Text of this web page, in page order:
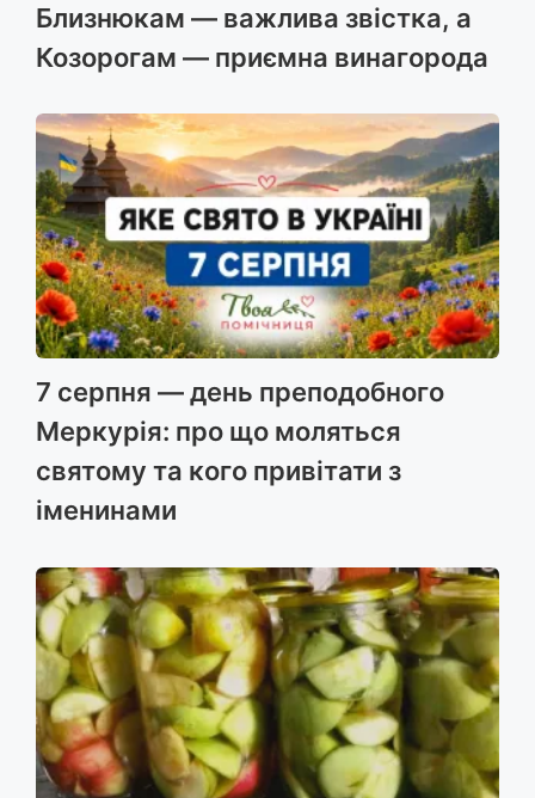
Близнюкам — важлива звістка, а
Козорогам — приємна винагорода
7 серпня — день преподобного
Меркурія: про що моляться
святому та кого привітати з
іменинами